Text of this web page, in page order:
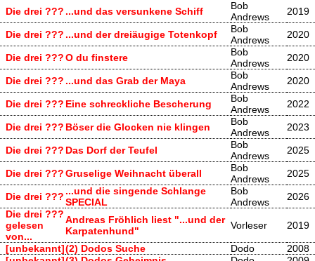
Die drei ??? ...und das versunkene Schiff
Bob
Andrews
2019
Die drei ??? ...und der dreiäugige Totenkopf
Bob
Andrews
2020
Die drei ???O du finstere
Bob
Andrews
2020
Die drei ??? ...und das Grab der Maya
Bob
Andrews
2020
Die drei ??? Eine schreckliche Bescherung
Bob
Andrews
2022
Die drei ??? Böser die Glocken nie klingen
Bob
Andrews
2023
Die drei ??? Das Dorf der Teufel
Bob
Andrews
2025
Die drei ???Gruselige Weihnacht überall
Bob
Andrews
2025
Die drei ??? ...und die singende Schlange
SPECIAL
Bob
Andrews
2026
Die drei ???
gelesen
von...
Andreas Fröhlich liest "...und der
Karpatenhund"
Vorleser 2019
[unbekannt](2) Dodos Suche Dodo
2008